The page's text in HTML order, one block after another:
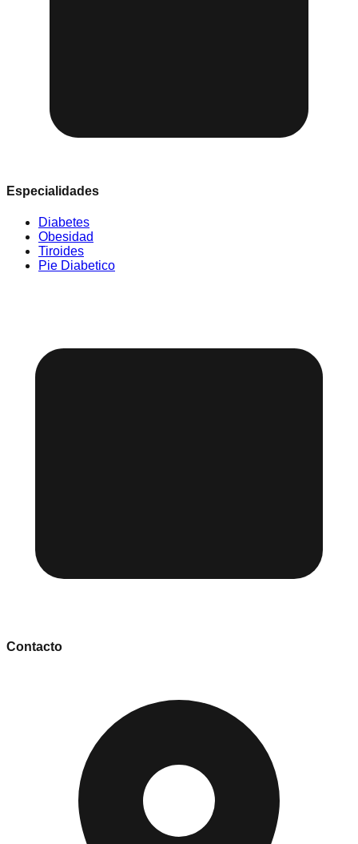
Especialidades
Diabetes
Obesidad
Tiroides
Pie Diabetico
Contacto